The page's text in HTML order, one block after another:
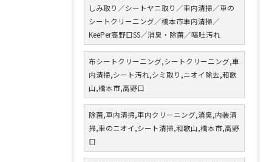
しみ取り／シートヤニ取り／車内清掃／車の
シートクリーニング／橋本市車内清掃／
KeePer高野口SS／消臭・除菌／嘔吐汚れ
布シートクリーニング,シートクリーニング,車
内清掃,シート汚れ,シミ取り,ニオイ除去,和歌
山,橋本市,高野口
除菌,車内清掃,車内クリーニング,消臭,内装清
掃,車のニオイ,シート清掃,和歌山,橋本市,高野
口